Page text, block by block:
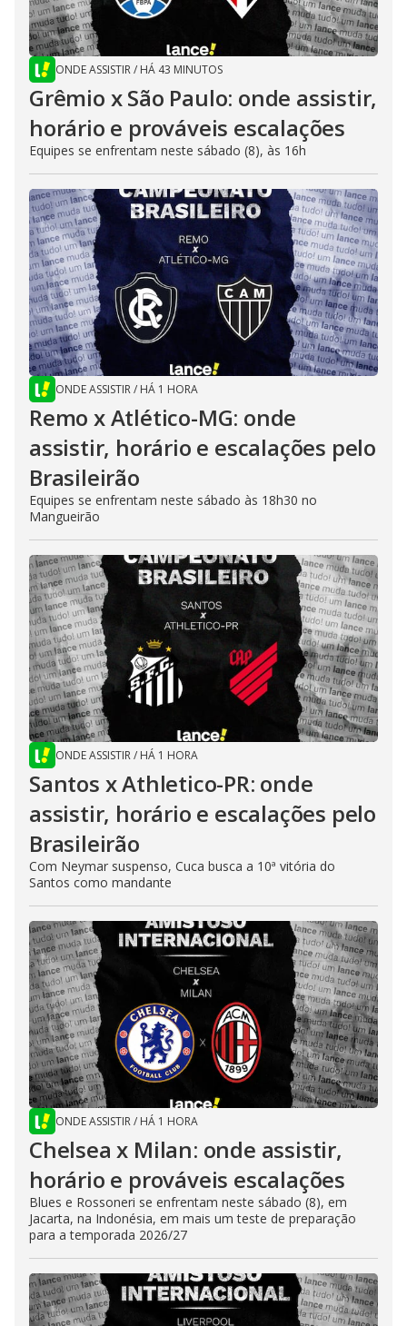
ONDE ASSISTIR/ HÁ 43 MINUTOS
Grêmio x São Paulo: onde assistir,
horário e prováveis escalações
Equipes se enfrentam neste sábado (8), às 16h
ONDE ASSISTIR/ HÁ 1 HORA
Remo x Atlético-MG: onde
assistir, horário e escalações pelo
Brasileirão
Equipes se enfrentam neste sábado às 18h30 no
Mangueirão
ONDE ASSISTIR/ HÁ 1 HORA
Santos x Athletico-PR: onde
assistir, horário e escalações pelo
Brasileirão
Com Neymar suspenso, Cuca busca a 10ª vitória do
Santos como mandante
ONDE ASSISTIR/ HÁ 1 HORA
Chelsea x Milan: onde assistir,
horário e prováveis escalações
Blues e Rossoneri se enfrentam neste sábado (8), em
Jacarta, na Indonésia, em mais um teste de preparação
para a temporada 2026/27